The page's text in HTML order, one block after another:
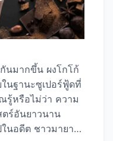
นมากขึ้น ผงโกโก้
นฐานะซูเปอร์ฟู้ดที่
หรือไม่ว่า ความ
ร์อันยาวนาน
นอดีต ชาวมายา